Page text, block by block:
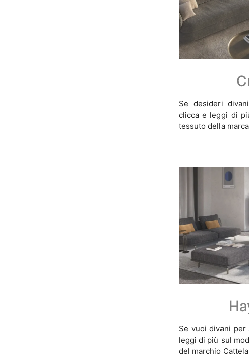
Se desideri
clicca e leggi di
tessuto della
Se vuoi divani
leggi di più sul
del marchio